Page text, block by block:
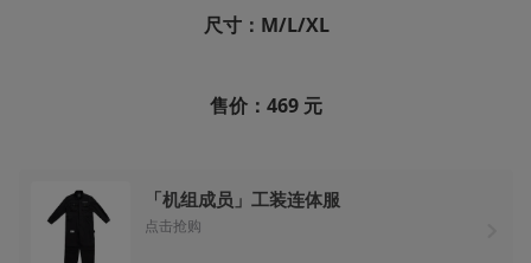
尺寸：M/L/XL
售价：469 元
「机组成员」工装连体服
点击抢购